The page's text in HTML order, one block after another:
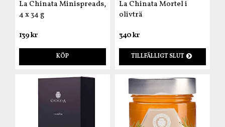
La Chinata Minispreads,
4 x 34 g
139 kr
KÖP
La Chinata Mortel i
olivträ
340 kr
TILLFÄLLIGT SLUT